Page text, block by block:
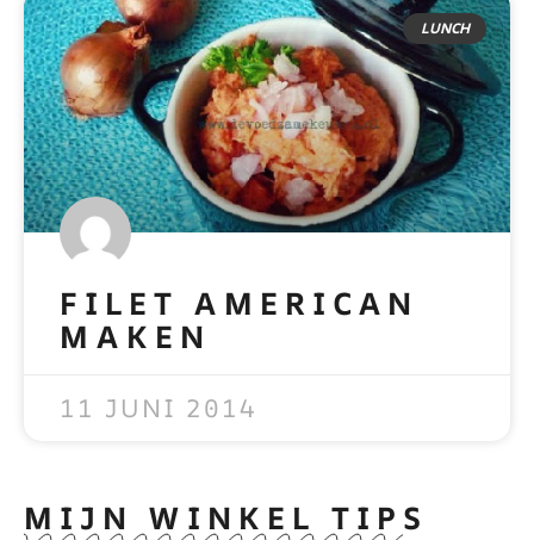
LUNCH
FILET AMERICAN
MAKEN
11 JUNI 2014
MIJN WINKEL TIPS